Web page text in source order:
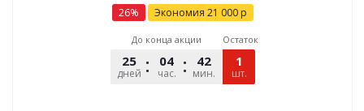
26% Экономия 21 000 р
До конца акции
25
дней
04
час.
42
мин.
09
сек.
Остаток
1
шт.